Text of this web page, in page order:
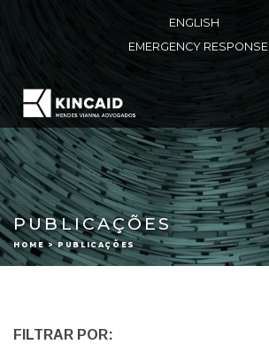
ENGLISH
EMERGENCY RESPONSE
PUBLICAÇÕES
HOME > PUBLICAÇÕES
FILTRAR POR: